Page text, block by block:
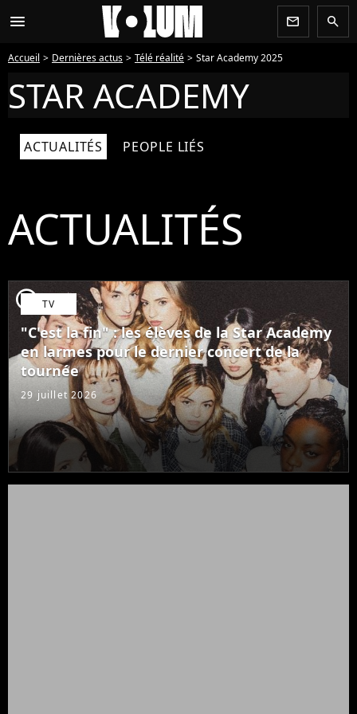
menu newsletter search
Accueil Dernières actus Télé réalité Star Academy 2025
STAR ACADEMY
ACTUALITÉS PEOPLE LIÉS
ACTUALITÉS
player2 TV
"C'est la fin" : les élèves de la Star Academy
en larmes pour le dernier concert de la
tournée
29 juillet 2026